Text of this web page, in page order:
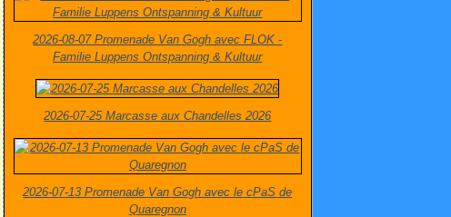
2026-08-07 Promenade Van Gogh avec FLOK -
Familie Luppens Ontspanning & Kultuur
2026-07-25 Marcasse aux Chandelles 2026
2026-07-13 Promenade Van Gogh avec le cPaS de
Quaregnon